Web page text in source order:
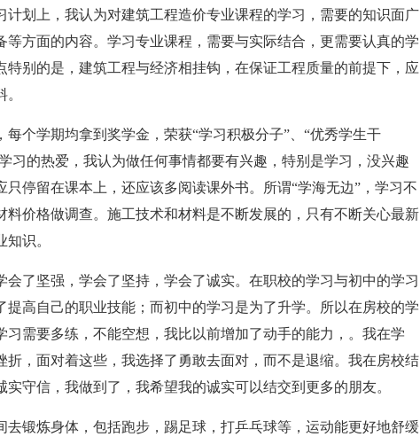
计划上，我认为对建筑工程造价专业课程的学习，需要的知识面广
等方面的内容。学习专业课程，需要与实际结合，更需要认真的学
特别的是，建筑工程与经济相挂钩，在保证工程质量的前提下，应
个学期均拿到奖学金，荣获“学习积极分子”、“优秀学生干
习的热爱，我认为做任何事情都要有兴趣，特别是学习，没兴趣
停留在课本上，还应该多阅读课外书。所谓“学海无边”，学习不
料价格做调查。施工技术和材料是不断发展的，只有不断关心最新
识。
会了坚强，学会了坚持，学会了诚实。在职校的学习与初中的学习
高自己的职业技能；而初中的学习是为了升学。所以在房校的学
习需要多练，不能空想，我比以前增加了动手的能力，。我在学
折，面对着这些，我选择了勇敢去面对，而不是退缩。我在房校结
守信，我做到了，我希望我的诚实可以结交到更多的朋友。
去锻炼身体，包括跑步，踢足球，打乒乓球等，运动能更好地舒缓